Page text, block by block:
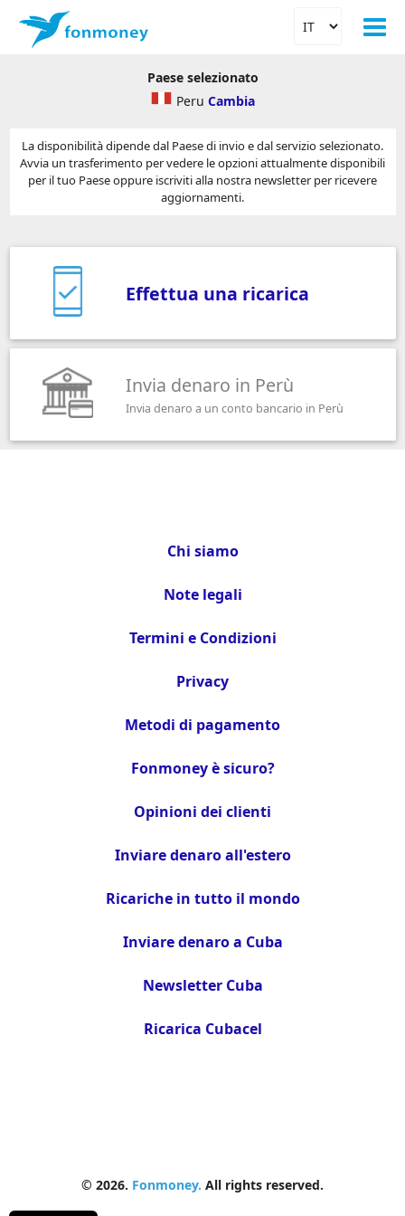
Paese selezionato
Peru Cambia
La disponibilità dipende dal Paese di invio e dal servizio selezionato.
Avvia un trasferimento per vedere le opzioni attualmente disponibili
per il tuo Paese oppure iscriviti alla nostra newsletter per ricevere
aggiornamenti.
Effettua una ricarica
Invia denaro in Perù
Invia denaro a un conto bancario in Perù
Chi siamo
Note legali
Termini e Condizioni
Privacy
Metodi di pagamento
Fonmoney è sicuro?
Opinioni dei clienti
Inviare denaro all'estero
Ricariche in tutto il mondo
Inviare denaro a Cuba
Newsletter Cuba
Ricarica Cubacel
© 2026. Fonmoney. All rights reserved.